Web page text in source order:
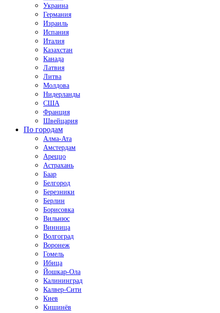
Украина
Германия
Израиль
Испания
Италия
Казахстан
Канада
Латвия
Литва
Молдова
Нидерланды
США
Франция
Швейцария
По городам
Алма-Ата
Амстердам
Ареццо
Астрахань
Баар
Белгород
Березники
Берлин
Борисовка
Вильнюс
Винница
Волгоград
Воронеж
Гомель
Ибица
Йошкар-Ола
Калининград
Калвер-Сити
Киев
Кишинёв